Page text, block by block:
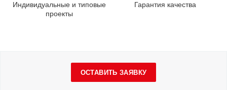
Индивидуальные и типовые
проекты
Гарантия качества
ОСТАВИТЬ ЗАЯВКУ